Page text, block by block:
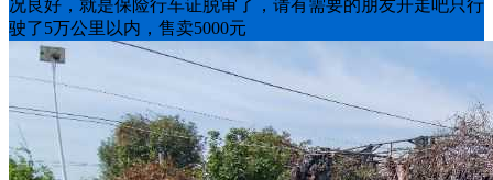
况良好，就是保险行车证脱审了，请有需要的朋友开走吧只行
驶了5万公里以内，售卖5000元